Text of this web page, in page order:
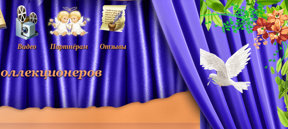
Видео Партнёрам Отзывы